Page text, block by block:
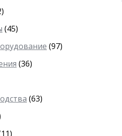
(45)
(97)
(36)
(63)